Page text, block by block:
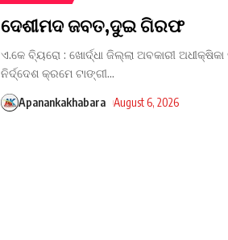
ଦେଶୀମଦ ଜବତ,ଦୁଇ ଗିରଫ
ଏ.କେ ବ୍ୟିରୋ : ଖୋର୍ଦ୍ଧା ଜିଲ୍ଲା ଅବକାରୀ
ନିର୍ଦ୍ଦେଶ କ୍ରମେ ଟାଙ୍ଗୀ…
Apanankakhabara August 6, 2026